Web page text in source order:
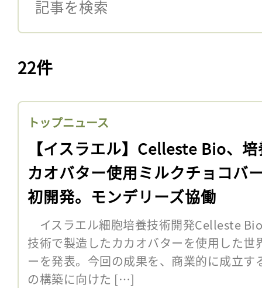
22件
トップニュース
【イスラエル】Celleste Bio、
カオバター使用ミルクチョコバ
初開発。モンデリーズ協働
イスラエル細胞培養技術開発Celleste
技術で製造したカカオバターを使用した
ーを発表。今回の成果を、商業的に成立
の構築に向けた […]